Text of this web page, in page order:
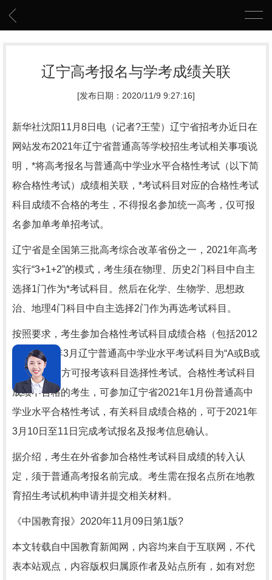
辽宁高考报名与学考成绩关联
[发布日期：2020/11/9 9:27:16]
新华社沈阳11月8日电（记者?王莹）辽宁省招考办近日在
网站发布2021年辽宁省普通高等学校招生考试相关事项说
明，*将高考报名与普通高中学业水平合格性考试（以下简
称合格性考试）成绩相关联，*考试科目对应的合格性考试
科目成绩不合格的考生，不得报名参加统一高考，仅可报
名参加单考单招考试。
辽宁省是全国第三批高考综合改革省份之一，2021年高考
实行“3+1+2”的模式，考生须在物理、历史2门科目中自主
选择1门作为*考试科目。然后在化学、生物学、思想政
治、地理4门科目中自主选择2门作为再选考试科目。
按照要求，考生参加合格性考试科目成绩合格（包括2012
年至2019年3月辽宁普通高中学业水平考试科目为“A或B或
C”等级），方可报考该科目选择性考试。合格性考试科目
成绩不合格的考生，可参加辽宁省2021年1月份普通高中
学业水平合格性考试，有关科目成绩合格的，可于2021年
3月10日至11日完成考试报名及报考信息确认。
据介绍，考生在外省参加合格性考试科目成绩的转入认
定，须于普通高考报名前完成。考生需在报名点所在地教
育招生考试机构申请并提交相关材料。
《中国教育报》2020年11月09日第1版?
本文转载自中国教育新闻网，内容均来自于互联网，不代
表本站观点，内容版权归属原作者及站点所有，如有对您